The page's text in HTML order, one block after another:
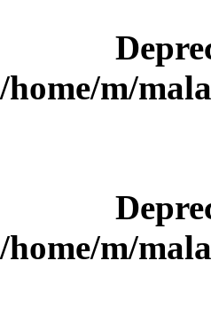
/home/m/
/home/m/